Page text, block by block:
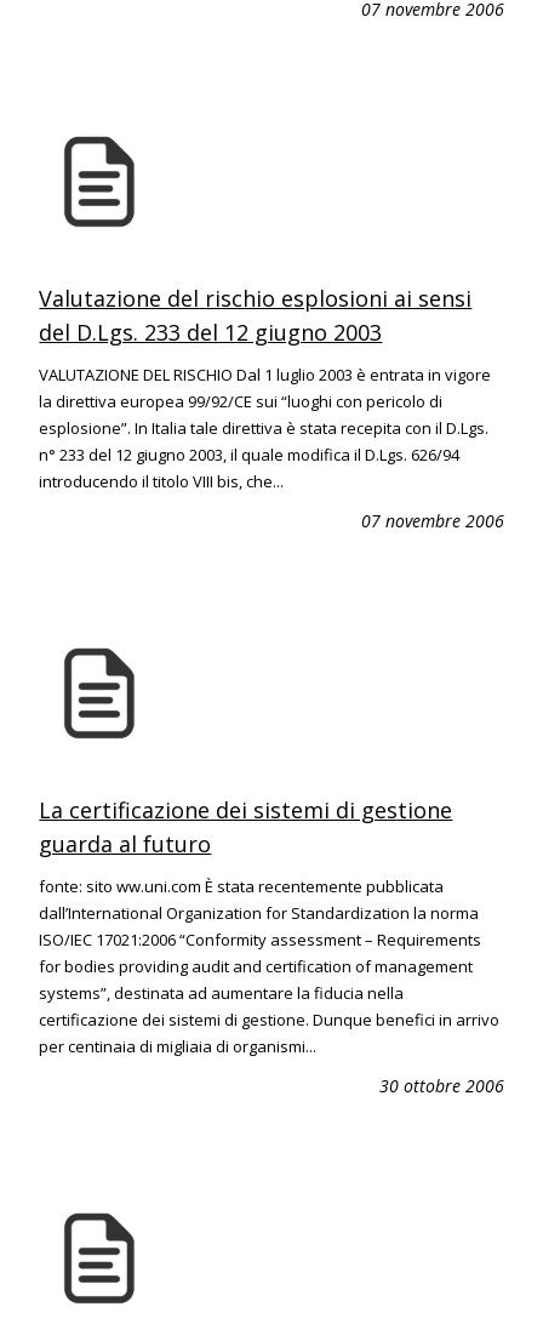
07 novembre 2006
Valutazione del rischio esplosioni ai sensi
del D.Lgs. 233 del 12 giugno 2003
VALUTAZIONE DEL RISCHIO Dal 1 luglio 2003 è entrata in vigore
la direttiva europea 99/92/CE sui “luoghi con pericolo di
esplosione”. In Italia tale direttiva è stata recepita con il D.Lgs.
n° 233 del 12 giugno 2003, il quale modifica il D.Lgs. 626/94
introducendo il titolo VIII bis, che...
07 novembre 2006
La certificazione dei sistemi di gestione
guarda al futuro
fonte: sito ww.uni.com È stata recentemente pubblicata
dall’International Organization for Standardization la norma
ISO/IEC 17021:2006 “Conformity assessment – Requirements
for bodies providing audit and certification of management
systems”, destinata ad aumentare la fiducia nella
certificazione dei sistemi di gestione. Dunque benefici in arrivo
per centinaia di migliaia di organismi...
30 ottobre 2006